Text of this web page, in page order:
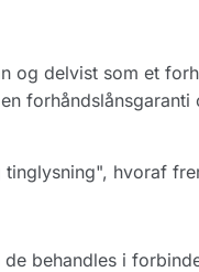
og delvist som et
forhåndslånsgaranti
hvoraf
behandles i